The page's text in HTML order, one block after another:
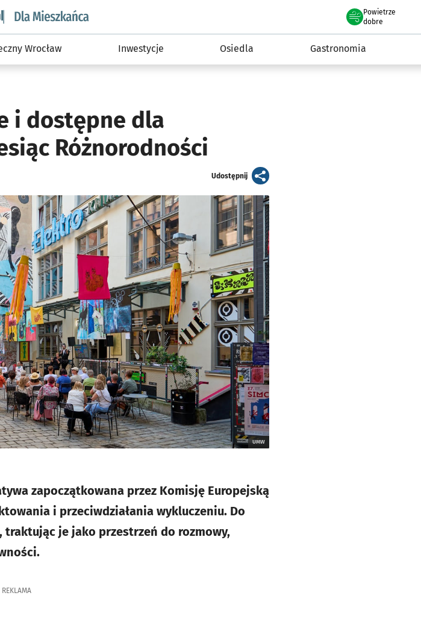
wroclaw.pl podserwis: Dla mieszkańca
Powietrze
we Wrocławiu
dobre
Wrocław Inwestycje Osiedla Gastronomia
i dostępne dla
Różnorodności
Udostępnijartykuł
UMW
zapoczątkowana przez Komisję Europejską
i przeciwdziałania wykluczeniu. Do
traktując je jako przestrzeń do rozmowy,
REKLAMA